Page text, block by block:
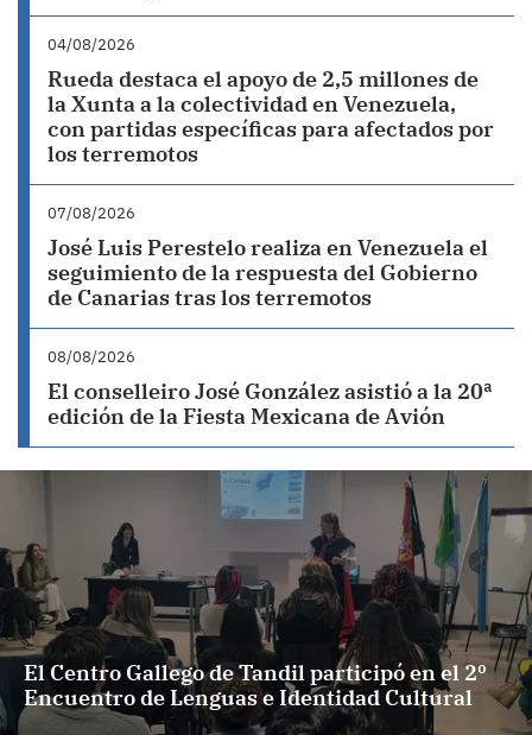
04/08/2026
Rueda destaca el apoyo de 2,5 millones de
la Xunta a la colectividad en Venezuela,
con partidas específicas para afectados por
los terremotos
07/08/2026
José Luis Perestelo realiza en Venezuela el
seguimiento de la respuesta del Gobierno
de Canarias tras los terremotos
08/08/2026
El conselleiro José González asistió a la 20ª
edición de la Fiesta Mexicana de Avión
El Centro Gallego de Tandil participó en el 2º
Encuentro de Lenguas e Identidad Cultural